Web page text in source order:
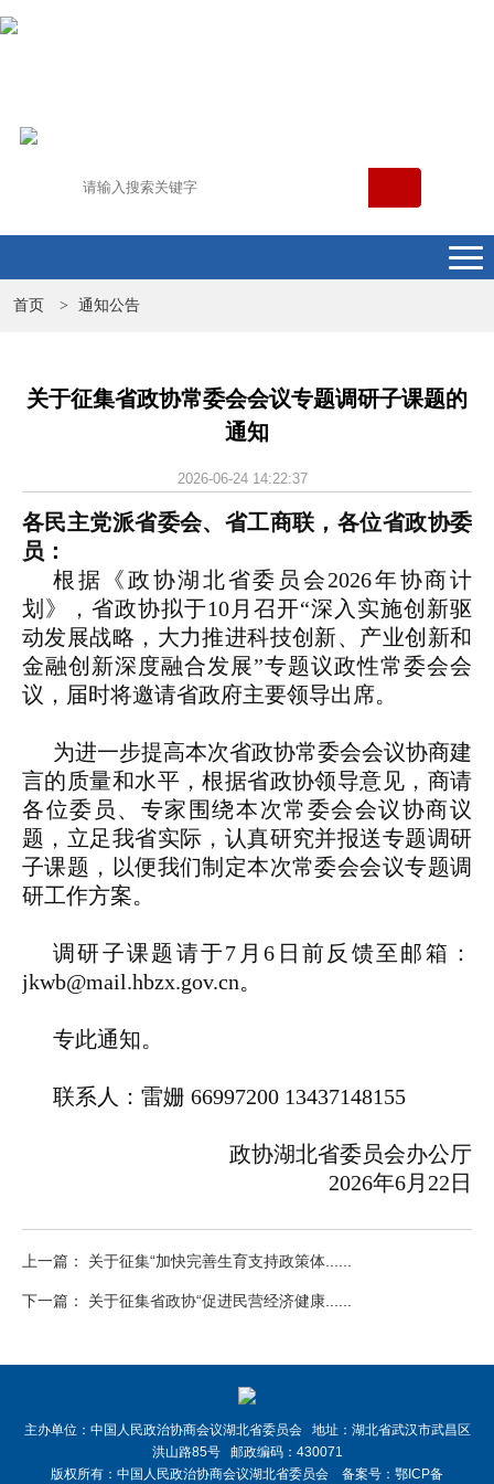
首页 > 通知公告
关于征集省政协常委会会议专题调研子课题的
通知
2026-06-24 14:22:37
各民主党派省委会、省工商联，各位省政协委
员：
根据《政协湖北省委员会2026年协商计
划》，省政协拟于10月召开“深入实施创新驱
动发展战略，大力推进科技创新、产业创新和
金融创新深度融合发展”专题议政性常委会会
议，届时将邀请省政府主要领导出席。
为进一步提高本次省政协常委会会议协商建
言的质量和水平，根据省政协领导意见，商请
各位委员、专家围绕本次常委会会议协商议
题，立足我省实际，认真研究并报送专题调研
子课题，以便我们制定本次常委会会议专题调
研工作方案。
调研子课题请于7月6日前反馈至邮箱：
jkwb@mail.hbzx.gov.cn。
专此通知。
联系人：雷姗 66997200 13437148155
政协湖北省委员会办公厅
2026年6月22日
上一篇： 关于征集“加快完善生育支持政策体......
下一篇： 关于征集省政协“促进民营经济健康......
主办单位：中国人民政治协商会议湖北省委员会 地址：湖北省武汉市武昌区
洪山路85号 邮政编码：430071
版权所有：中国人民政治协商会议湖北省委员会 备案号： 鄂ICP备